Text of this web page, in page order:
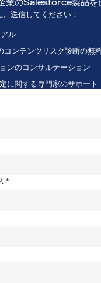
業のSalesforce製品を
送信してください：
ル
ンテンツリスク診断の無
ンのコンサルテーション
に関する専門家のサポート
*